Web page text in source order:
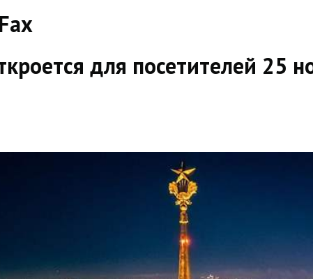
для посетителей 25